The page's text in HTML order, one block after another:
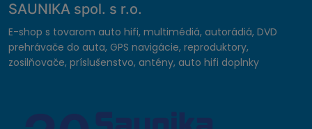
SAUNIKA spol. s r.o.
E-shop s tovarom auto hifi, multimédiá, autorádiá, DVD
prehrávače do auta, GPS navigácie, reproduktory,
zosilňovače, príslušenstvo, antény, auto hifi doplnky